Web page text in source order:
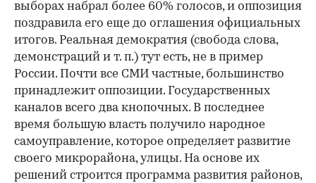
выборах набрал более 60% голосов, и оппозиция
поздравила его еще до оглашения официальных
итогов. Реальная демократия (свобода слова,
демонстраций и т. п.) тут есть, не в пример
России. Почти все СМИ частные, большинство
принадлежит оппозиции. Государственных
каналов всего два кнопочных. В последнее
время большую власть получило народное
самоуправление, которое определяет развитие
своего микрорайона, улицы. На основе их
решений строится программа развития районов,